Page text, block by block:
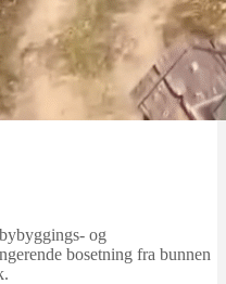
og
bosetning fra bunnen